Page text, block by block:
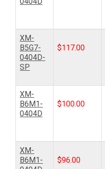
XM-
B5G7-
0404D-
SP
$117.00
XM-
B6M1-
0404D
$100.00
XM-
B6M1-
$96.00